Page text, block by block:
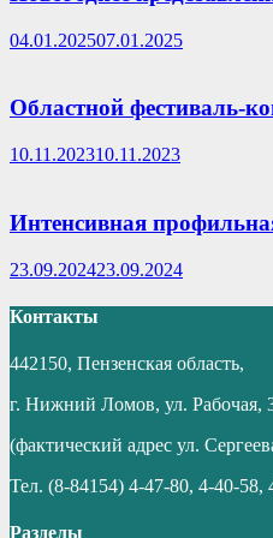
04.01.202507.01.2025
Областной фестиваль-
10.11.202310.11.2023
Интенсивная
23.09.202423.09.2024
Контакты
442150, Пензенская область,
г. Нижний Ломов, ул. Рабочая,
(фактический адрес ул.
Тел. (8-84154) 4-47-80, 4-40-58,
Разделы